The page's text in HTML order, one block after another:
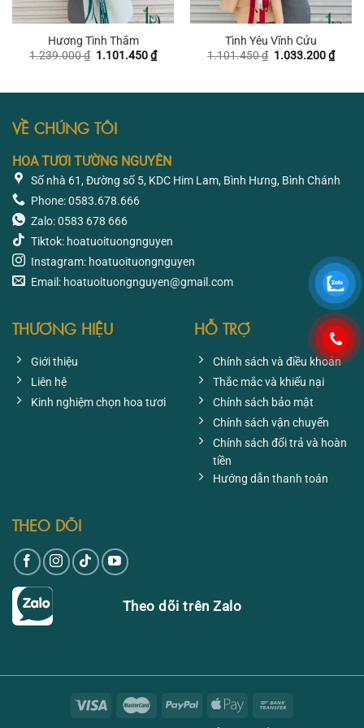
Hương Tình Thắm
1.239.000₫ Giá
1.101.450₫Giá
hiện
1.101.450 ₫.
Tình Yêu Vĩnh Cửu
1.101.450₫ Giá
1.033.200₫Giá
hiện
VỀ CHÚNG TÔI
HOA TƯƠI TƯỜNG NGUYÊN
Số nhà 61, Đường số 5, KDC Him Lam, Bình Hưng, Bình Chánh
Phone: 0583.678.666
Zalo: 0583 678 666
Tiktok: hoatuoituongnguyen
Instagram: hoatuoituongnguyen
Email: hoatuoituongnguyen@gmail.com
THƯƠNG HIỆU
Giới thiệu
Liên hệ
Kinh nghiệm chọn hoa tươi
HỖ TRỢ
Chính sách và điều khoản
Thắc mắc và khiếu nại
Chính sách bảo mật
Chính sách vận chuyển
Chính sách đổi trả và hoàn
tiền
Hướng dẫn thanh toán
THEO DÕI
Theo dõi trên Zalo